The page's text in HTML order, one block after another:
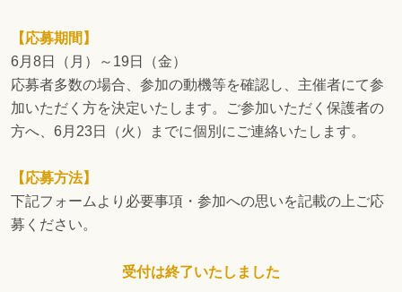
【応募期間】
6月8日（月）～19日（金）
応募者多数の場合、参加の動機等を確認し、主催者にて参
加いただく方を決定いたします。ご参加いただく保護者の
方へ、6月23日（火）までに個別にご連絡いたします。
【応募方法】
下記フォームより必要事項・参加への思いを記載の上ご応
募ください。
受付は終了いたしました